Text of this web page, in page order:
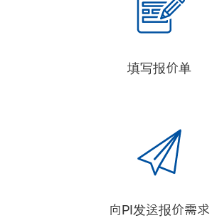
填写报价单
向PI发送报价需求